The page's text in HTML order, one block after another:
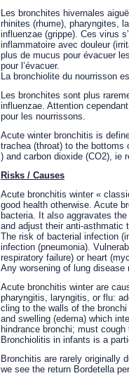
Les bronchites hivernales
rhinites (rhume), pharyngites,
influenzae (grippe). Ces virus
inflammatoire avec douleur
plus de mucus pour évacuer
pour l’évacuer.
La bronchiolite du nourrisson
Les bronchites sont plus
influenzae. Attention
pour les nourrissons.
Acute winter bronchitis is
trachea (throat) to the bottoms
) and carbon dioxide (CO2), ie
Risks / Causes
Acute bronchitis winter «
good health otherwise. Acute
bacteria. It also aggravates
and adjust their anti-asthmatic
The risk of bacterial infection
infection (pneumonia).
respiratory failure) or heart
Any worsening of lung
Acute bronchitis winter are
pharyngitis, laryngitis, or flu:
cling to the walls of the
and swelling (edema) which
hindrance bronchi; must
Bronchiolitis in infants is a
Bronchitis are rarely originally
we see the return Bordetella